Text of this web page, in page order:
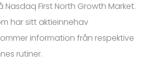
First North Growth Market.
har sitt aktieinnehav
information från respektive
rutiner.